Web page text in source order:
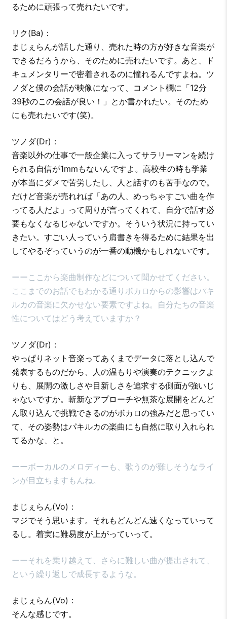
るために頑張って売れたいです。
リク(Ba)：
まじぇらんが話した通り、売れた時の方が好きな音楽が
できるだろうから、そのために売れたいです。あと、ド
キュメンタリーで密着されるのに憧れるんですよね。ツ
ノダと僕の会話が映像になって、コメント欄に「12分
39秒のこの会話が良い！」とか書かれたい。そのため
にも売れたいです(笑)。
ツノダ(Dr)：
音楽以外の仕事で一般企業に入ってサラリーマンを続け
られる自信が1mmもないんですよ。高校生の時も学業
が本当にダメで苦労したし、人と話すのも苦手なので。
だけど音楽が売れれば「あの人、めっちゃすごい曲を作
ってる人だよ」って周りが言ってくれて、自分で話す必
要もなくなるじゃないですか。そういう状況に持ってい
きたい。すごい人っていう肩書きを得るために結果を出
してやるぞっていうのが一番の動機かもしれないです。
ーーここから楽曲制作などについて聞かせてください。
ここまでのお話でもわかる通りボカロからの影響はパキ
ルカの音楽に欠かせない要素ですよね。自分たちの音楽
性についてはどう考えていますか？
ツノダ(Dr)：
やっぱりネット音楽ってあくまでデータに落とし込んで
発表するものだから、人の温もりや演奏のテクニックよ
りも、展開の激しさや目新しさを追求する側面が強いじ
ゃないですか。斬新なアプローチや無茶な展開をどんど
ん取り込んで挑戦できるのがボカロの強みだと思ってい
て、その姿勢はパキルカの楽曲にも自然に取り入れられ
てるかな、と。
ーーボーカルのメロディーも、歌うのが難しそうなライ
ンが目立ちますもんね。
まじぇらん(Vo)：
マジでそう思います。それもどんどん速くなっていって
るし。着実に難易度が上がっていって。
ーーそれを乗り越えて、さらに難しい曲が提出されて、
という繰り返しで成長するような。
まじぇらん(Vo)：
そんな感じです。